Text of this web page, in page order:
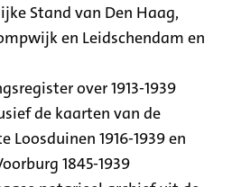
Stand van Den Haag,
en Leidschendam en
over 1913-1939
de kaarten van de
1916-1939 en
1845-1939